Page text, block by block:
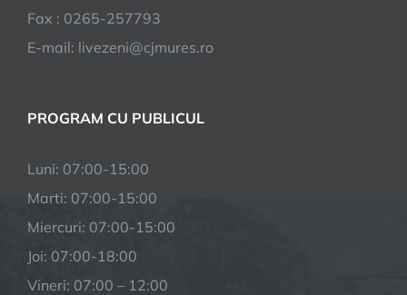
Fax : 0265-257793
E-mail: livezeni@cjmures.ro
PROGRAM CU PUBLICUL
Luni: 07:00-15:00
Marti: 07:00-15:00
Miercuri: 07:00-15:00
Joi: 07:00-18:00
Vineri: 07:00 – 12:00